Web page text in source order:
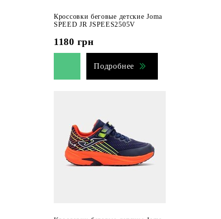
Кроссовки беговые детские Joma
SPEED JR JSPEES2505V
1180 грн
Подробнее